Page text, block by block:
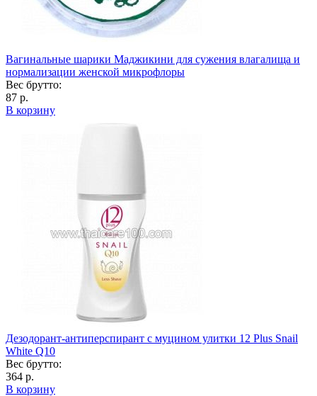
Вагинальные шарики Маджикини для сужения влагалища и
нормализации женской микрофлоры
Вес брутто:
87 р.
В корзину
Дезодорант-антиперспирант с муцином улитки 12 Plus Snail
White Q10
Вес брутто:
364 р.
В корзину